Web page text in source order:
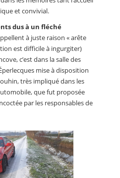
et convivial.
dus à un fléché
à juste raison « arête
est difficile à ingurgiter)
c’est dans la salle des
mise à disposition
très impliqué dans les
que fut proposée
par les responsables de